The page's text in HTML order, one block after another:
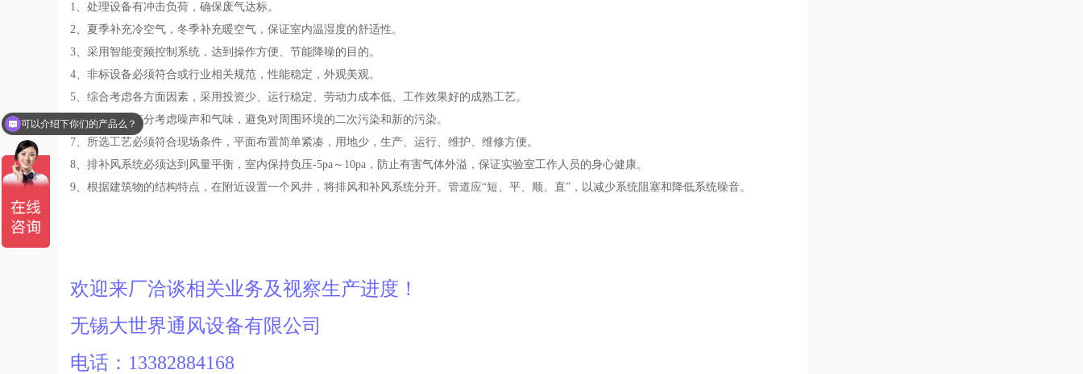
1、处理设备有冲击负荷，确保废气达标。
2、夏季补充冷空气，冬季补充暖空气，保证室内温湿度的舒适性。
3、采用智能变频控制系统，达到操作方便、节能降噪的目的。
4、非标设备必须符合或行业相关规范，性能稳定，外观美观。
5、综合考虑各方面因素，采用投资少、运行稳定、劳动力成本低、工作效果好的成熟工艺。
6、设计中应充分考虑噪声和气味，避免对周围环境的二次污染和新的污染。
7、所选工艺必须符合现场条件，平面布置简单紧凑，用地少，生产、运行、维护、维修方便。
8、排补风系统必须达到风量平衡，室内保持负压-5pa～10pa，防止有害气体外溢，保证实验室工作人员的身心健康。
9、根据建筑物的结构特点，在附近设置一个风井，将排风和补风系统分开。管道应“短、平、顺、直”，以减少系统阻塞和降低系统噪音。
欢迎来厂洽谈相关业务及视察生产进度！
无锡大世界通风设备有限公司
电话：13382884168
可以介绍下你们的产品么？